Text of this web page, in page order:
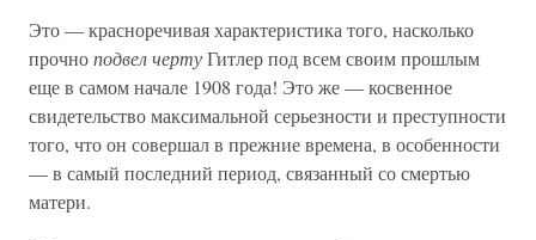
Это — красноречивая характеристика того, насколько
прочноподвел чертуГитлер под всем своим прошлым
еще в самом начале 1908 года! Это же — косвенное
свидетельство максимальной серьезности и преступности
того, что он совершал в прежние времена, в особенности
— в самый последний период, связанный со смертью
матери.